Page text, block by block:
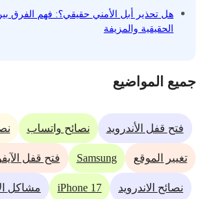
هل تحذير أبل الأمني ​​حقيقي؟: فهم الفرق
الحقيقية والمزيفة
جميع المواضيع
فتح قفل الأندرويد نصائح واتساب
تغيير الموقع Samsung فتح قفل
نصائح الاندرويد iPhone 17 مشاكل